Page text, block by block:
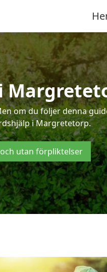
om du följer denna
i Margretetorp.
utan förpliktelser